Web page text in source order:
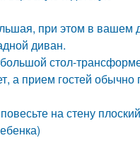
при этом в вашем
диван.
стол-
а прием гостей обычно
на стену